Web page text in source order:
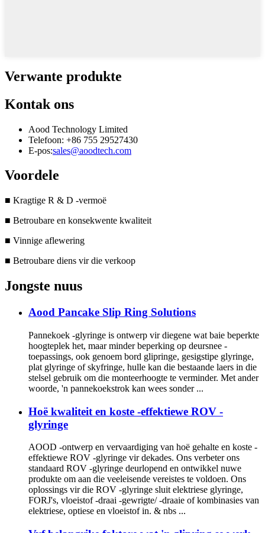
Verwante produkte
Kontak ons
Aood Technology Limited
Telefoon: +86 755 29527430
E-pos:sales@aoodtech.com
Voordele
■ Kragtige R & D -vermoë
■ Betroubare en konsekwente kwaliteit
■ Vinnige aflewering
■ Betroubare diens vir die verkoop
Jongste nuus
Aood Pancake Slip Ring Solutions
Pannekoek -glyringe is ontwerp vir diegene wat baie beperkte
hoogteplek het, maar minder beperking op deursnee -
toepassings, ook genoem bord glipringe, gesigstipe glyringe,
plat glyringe of skyfringe, hulle kan die bestaande laers in die
stelsel gebruik om die monteerhoogte te verminder. Met ander
woorde, 'n pannekoekstrok kan wees sonder ...
Hoë kwaliteit en koste -effektiewe ROV -
glyringe
AOOD -ontwerp en vervaardiging van hoë gehalte en koste -
effektiewe ROV -glyringe vir dekades. Ons verbeter ons
standaard ROV -glyringe deurlopend en ontwikkel nuwe
produkte om aan die veeleisende vereistes te voldoen. Ons
oplossings vir die ROV -glyringe sluit elektriese glyringe,
FORJ's, vloeistof -draai -gewrigte/ -draaie of kombinasies van
elektriese, optiese en vloeistof in. & nbs ...